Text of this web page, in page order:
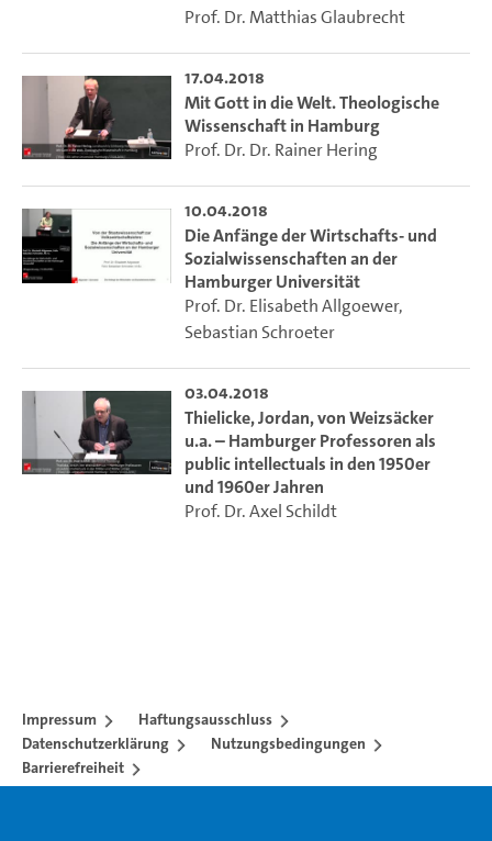
Prof. Dr. Matthias Glaubrecht
17.04.2018
Mit Gott in die Welt. Theologische
Wissenschaft in Hamburg
Prof. Dr. Dr. Rainer Hering
10.04.2018
Die Anfänge der Wirtschafts- und
Sozialwissenschaften an der
Hamburger Universität
Prof. Dr. Elisabeth Allgoewer,
Sebastian Schroeter
03.04.2018
Thielicke, Jordan, von Weizsäcker
u.a. – Hamburger Professoren als
public intellectuals in den 1950er
und 1960er Jahren
Prof. Dr. Axel Schildt
Impressum
Haftungsausschluss
Datenschutzerklärung
Nutzungsbedingungen
Barrierefreiheit